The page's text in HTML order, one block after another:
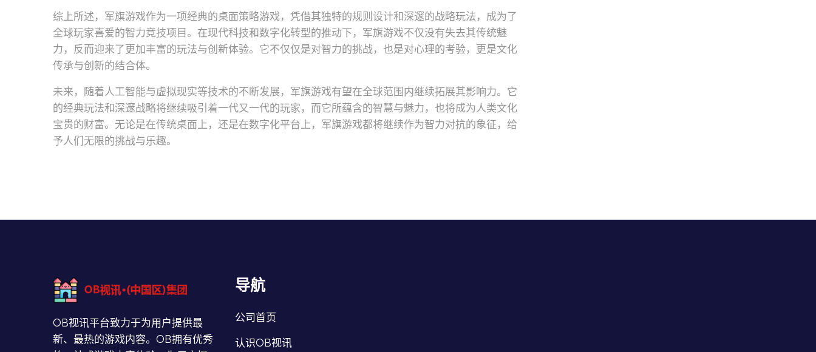
综上所述，军旗游戏作为一项经典的桌面策略游戏，凭借其独特的规则设计和深邃的战略玩法，成为了
全球玩家喜爱的智力竞技项目。在现代科技和数字化转型的推动下，军旗游戏不仅没有失去其传统魅
力，反而迎来了更加丰富的玩法与创新体验。它不仅仅是对智力的挑战，也是对心理的考验，更是文化
传承与创新的结合体。
未来，随着人工智能与虚拟现实等技术的不断发展，军旗游戏有望在全球范围内继续拓展其影响力。它
的经典玩法和深邃战略将继续吸引着一代又一代的玩家，而它所蕴含的智慧与魅力，也将成为人类文化
宝贵的财富。无论是在传统桌面上，还是在数字化平台上，军旗游戏都将继续作为智力对抗的象征，给
予人们无限的挑战与乐趣。
OB视讯平台致力于为用户提供最
新、最热的游戏内容。OB拥有优秀
导航
公司首页
认识OB视讯